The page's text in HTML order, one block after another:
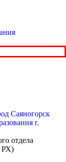
Саяногорск
г.
отдела
РХ)